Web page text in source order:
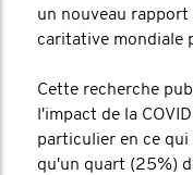
un nouveau
caritative mondiale
Cette recherche
l'impact de la
particulier en ce qui
qu'un quart (25%)